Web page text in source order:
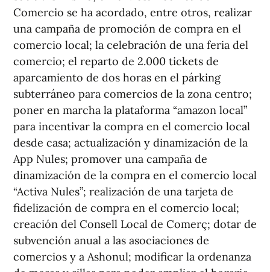
Comercio se ha acordado, entre otros, realizar
una campaña de promoción de compra en el
comercio local; la celebración de una feria del
comercio; el reparto de 2.000 tickets de
aparcamiento de dos horas en el párking
subterráneo para comercios de la zona centro;
poner en marcha la plataforma “amazon local”
para incentivar la compra en el comercio local
desde casa; actualización y dinamización de la
App Nules; promover una campaña de
dinamización de la compra en el comercio local
“Activa Nules”; realización de una tarjeta de
fidelización de compra en el comercio local;
creación del Consell Local de Comerç; dotar de
subvención anual a las asociaciones de
comercios y a Ashonul; modificar la ordenanza